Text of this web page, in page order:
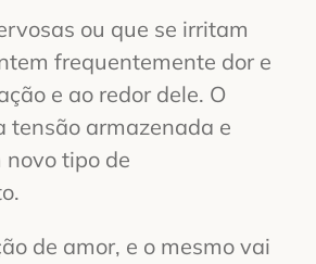
ou que se irritam
frequentemente dor e
e ao redor dele. O
tensão armazenada e
tipo de
de amor, e o mesmo vai